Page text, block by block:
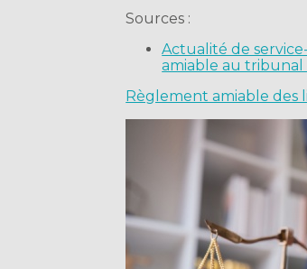
Sources :
Actualité de
amiable au tribunal
Règlement amiable des